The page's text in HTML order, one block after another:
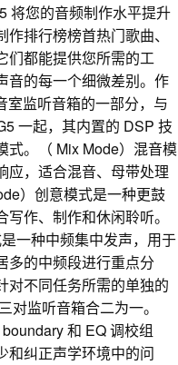
将您的音频制作水平提升
排行榜榜首热门歌曲、
们都能提供您所需的工
音的每一个细微差别。作
室监听音箱的一部分，与
一起，其内置的 DSP 技
式。（ Mix Mode）混音模
应，适合混音、母带处理
）创意模式是一种更鼓
作、制作和休闲聆听。
一种中频集中发声，用于
多的中频段进行重点分
对不同任务所需的单独的
对监听音箱合二为一。
和 EQ 调校组
和纠正声学环境中的问